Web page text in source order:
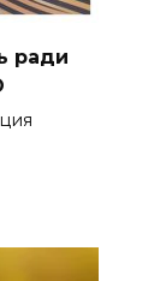
ради